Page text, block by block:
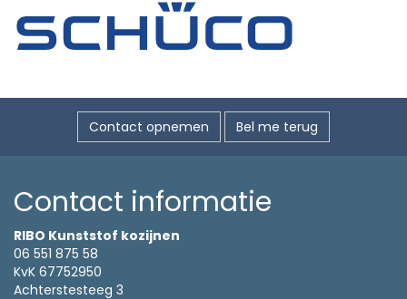
Contact opnemen Bel me terug
Contact informatie
RIBO Kunststof kozijnen
06 551 875 58
KvK 67752950
Achterstesteeg 3